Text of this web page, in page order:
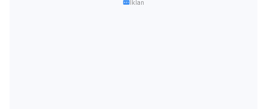
Iklan